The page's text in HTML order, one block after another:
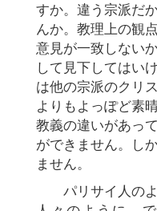
すか。違う宗派だ
んか。教理上の観
意見が一致しない
して見下してはい
は他の宗派のクリ
よりもよっぽど素
教義の違いがあっ
ができません。し
ません。
パリサイ人のよ